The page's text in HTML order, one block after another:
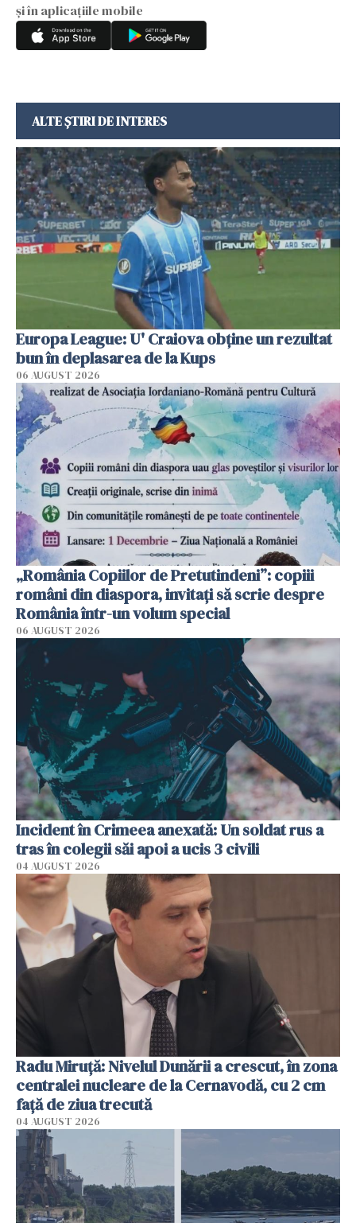
și în aplicațiile mobile
ALTE ȘTIRI DE INTERES
Europa League: U' Craiova obține un rezultat
bun în deplasarea de la Kups
06 AUGUST 2026
„România Copiilor de Pretutindeni”: copiii
români din diaspora, invitați să scrie despre
România într-un volum special
06 AUGUST 2026
Incident în Crimeea anexată: Un soldat rus a
tras în colegii săi apoi a ucis 3 civili
04 AUGUST 2026
Radu Miruţă: Nivelul Dunării a crescut, în zona
centralei nucleare de la Cernavodă, cu 2 cm
faţă de ziua trecută
04 AUGUST 2026